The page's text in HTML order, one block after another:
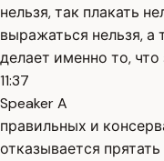
нельзя, так плакать
выражаться нельзя, а
делает именно то,
11:37
Speaker A
правильных и
отказывается